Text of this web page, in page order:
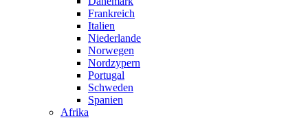
Frankreich
Italien
Niederlande
Norwegen
Nordzypern
Portugal
Schweden
Spanien
Afrika